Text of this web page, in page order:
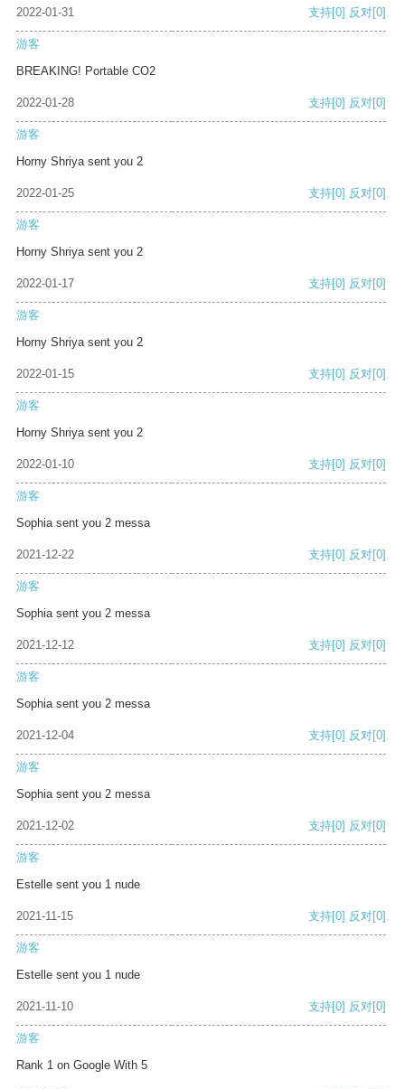
2022-01-31 支持[0] 反对[0]
游客
BREAKING! Portable CO2
2022-01-28 支持[0] 反对[0]
游客
Horny Shriya sent you 2
2022-01-25 支持[0] 反对[0]
游客
Horny Shriya sent you 2
2022-01-17 支持[0] 反对[0]
游客
Horny Shriya sent you 2
2022-01-15 支持[0] 反对[0]
游客
Horny Shriya sent you 2
2022-01-10 支持[0] 反对[0]
游客
Sophia sent you 2 messa
2021-12-22 支持[0] 反对[0]
游客
Sophia sent you 2 messa
2021-12-12 支持[0] 反对[0]
游客
Sophia sent you 2 messa
2021-12-04 支持[0] 反对[0]
游客
Sophia sent you 2 messa
2021-12-02 支持[0] 反对[0]
游客
Estelle sent you 1 nude
2021-11-15 支持[0] 反对[0]
游客
Estelle sent you 1 nude
2021-11-10 支持[0] 反对[0]
游客
Rank 1 on Google With 5